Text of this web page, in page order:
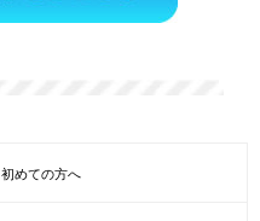
初めての方へ